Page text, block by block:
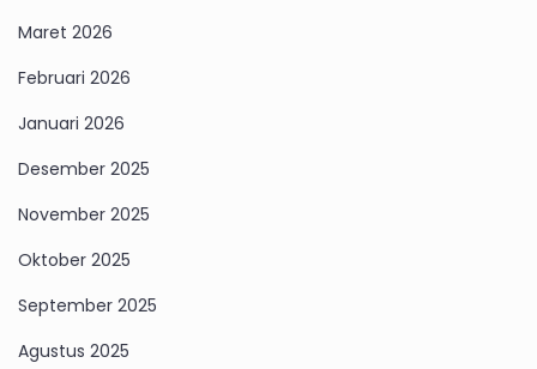
Maret 2026
Februari 2026
Januari 2026
Desember 2025
November 2025
Oktober 2025
September 2025
Agustus 2025